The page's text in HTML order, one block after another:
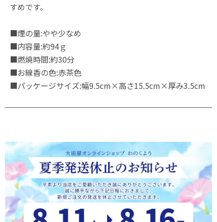
すめです。
■煙の量:やや少なめ
■内容量:約94ｇ
■燃焼時間:約30分
■お線香の色:赤茶色
■パッケージサイズ:幅9.5cm×高さ15.5cm×厚み3.5cm